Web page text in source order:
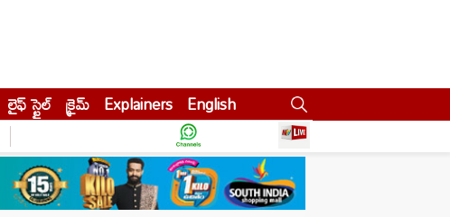
లైఫ్ స్టైల్ క్రైమ్ Explainers English